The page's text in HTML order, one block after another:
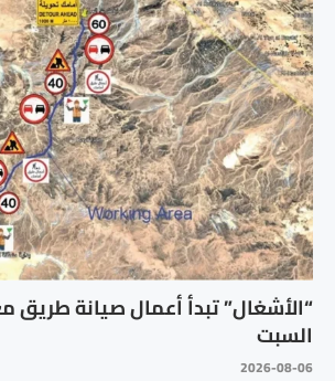
“الأشغال” تبدأ أعمال صيانة طريق
السبت
2026-08-06